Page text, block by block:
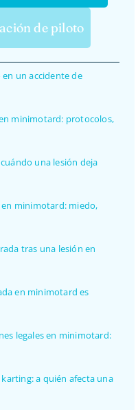
de piloto
un accidente de
minimotard: protocolos,
una lesión deja
en minimotard: miedo,
tras una lesión en
en minimotard es
legales en minimotard:
a quién afecta una